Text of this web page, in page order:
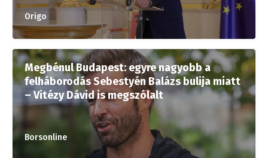
Origo
Megbénul Budapest: egyre nagyobb a
felháborodás Sebestyén Balázs bulija miatt
– Vitézy Dávid is megszólalt
Borsonline